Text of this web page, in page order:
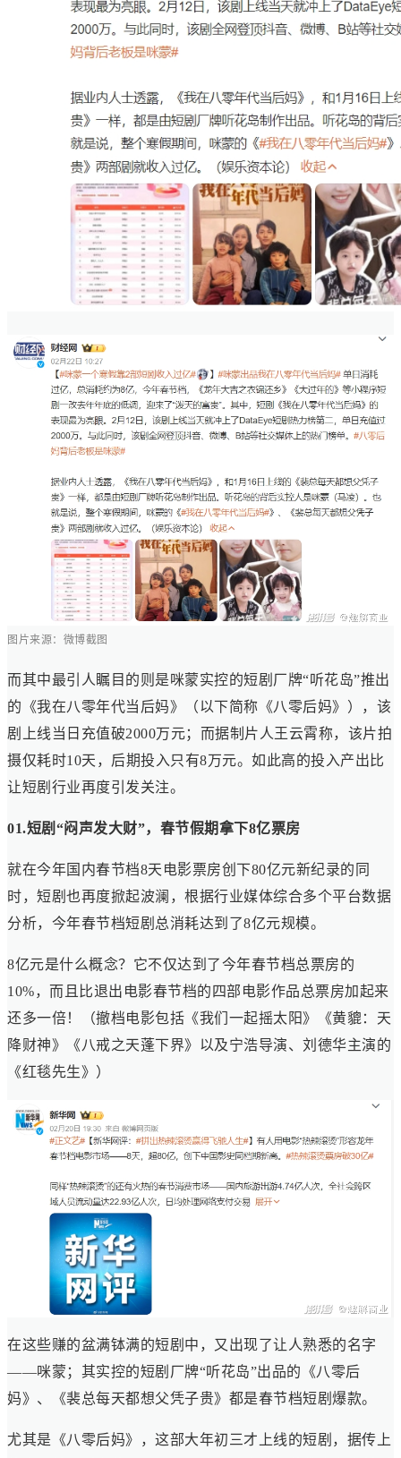
图片来源：微博截图
而其中最引人瞩目的则是咪蒙实控的短剧厂牌“听花岛”推出
的《我在八零年代当后妈》（以下简称《八零后妈》），该
剧上线当日充值破2000万元；而据制片人王云霄称，该片拍
摄仅耗时10天，后期投入只有8万元。如此高的投入产出比
让短剧行业再度引发关注。
01.短剧“闷声发大财”，春节假期拿下8亿票房
就在今年国内春节档8天电影票房创下80亿元新纪录的同
时，短剧也再度掀起波澜，根据行业媒体综合多个平台数据
分析，今年春节档短剧总消耗达到了8亿元规模。
8亿元是什么概念？它不仅达到了今年春节档总票房的
10%，而且比退出电影春节档的四部电影作品总票房加起来
还多一倍！（撤档电影包括《我们一起摇太阳》《黄貔：天
降财神》《八戒之天蓬下界》以及宁浩导演、刘德华主演的
《红毯先生》）
在这些赚的盆满钵满的短剧中，又出现了让人熟悉的名字
——咪蒙；其实控的短剧厂牌“听花岛”出品的《八零后
妈》、《裴总每天都想父凭子贵》都是春节档短剧爆款。
尤其是《八零后妈》，这部大年初三才上线的短剧，据传上